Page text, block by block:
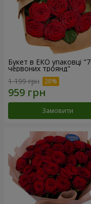
Букет в ЕКО упаковці "7
червоних троянд"
1 199 грн
Замовити